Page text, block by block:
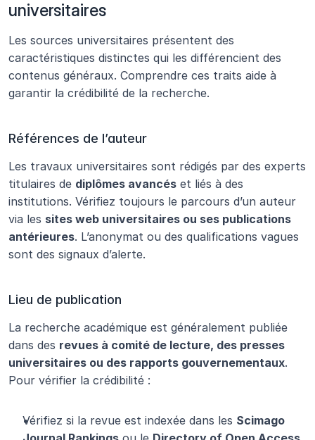
universitaires
Les sources universitaires présentent des
caractéristiques distinctes qui les différencient des
contenus généraux. Comprendre ces traits aide à
garantir la crédibilité de la recherche.
Références de l’auteur
Les travaux universitaires sont rédigés par des experts
titulaires de diplômes avancés et liés à des
institutions. Vérifiez toujours le parcours d’un auteur
via les sites web universitaires ou ses publications
antérieures. L’anonymat ou des qualifications vagues
sont des signaux d’alerte.
Lieu de publication
La recherche académique est généralement publiée
dans des revues à comité de lecture, des presses
universitaires ou des rapports gouvernementaux.
Pour vérifier la crédibilité :
Vérifiez si la revue est indexée dans les Scimago